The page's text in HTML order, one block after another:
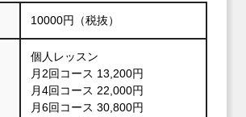
10000円（税抜）
個人レッスン
月2回コース 13,200円
月4回コース 22,000円
月6回コース 30,800円